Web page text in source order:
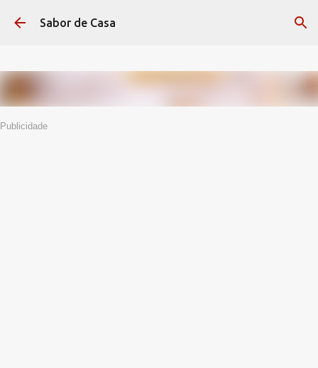
Avançar para o conteúdo principal
Sabor de Casa
Publicidade